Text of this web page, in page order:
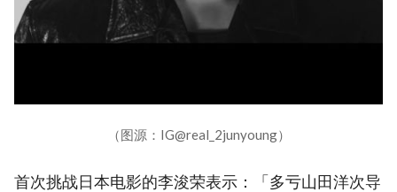
（图源：IG@real_2junyoung）
首次挑战日本电影的李浚荣表示：「多亏山田洋次导